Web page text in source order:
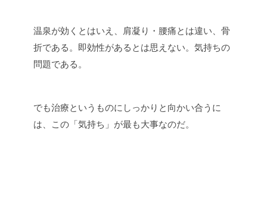
温泉が効くとはいえ、肩凝り・腰痛とは違い、骨
折である。即効性があるとは思えない。気持ちの
問題である。
でも治療というものにしっかりと向かい合うに
は、この「気持ち」が最も大事なのだ。